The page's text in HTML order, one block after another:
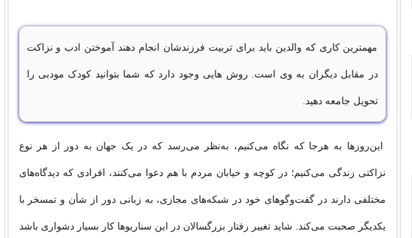
مهمترین کاری که والدین باید برای تربیت فرزندشان انجام دهند آموختن ادب و نزاکت
در مقابل دیگران به وی است. روش هایی وجود دارد که شما بتوانید کودک مودبی را
تحویل جامعه دهید.
این‌روزها به هرجا که نگاه می‌کنیم، به‌نظر می‌رسد که در یک جهان به دور از هر نوع
نزاکتی زندگی می‌کنیم؛ در کوچه و خیابان مردم با هم دعوا می‌کنند، افرادی که دیدگاه‌های
مختلفی دارند در گفت‌وگوهای خود در شبکه‌های مجازی، به زبانی‌ دور از شأن و تمسخر با
یکدیگر صحبت می‌کند. شاید تغییر رفتار بزرگسالان در این سناریوها کار بسیار دشواری باشد